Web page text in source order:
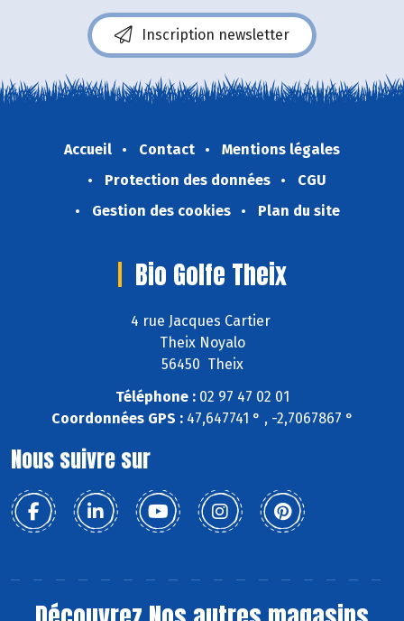
Inscription newsletter
Accueil Contact
Mentions légales
Protection des données
CGU
Gestion des cookies
Plan du site
Bio Golfe Theix
4 rue Jacques Cartier
Theix Noyalo
56450 Theix
Téléphone :02 97 47 02 01
Coordonnées GPS :47,647741 ° , -2,7067867 °
Nous suivre sur